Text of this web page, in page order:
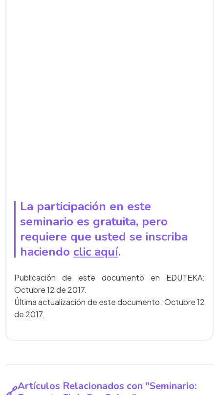
La participación en este
seminario es gratuita, pero
requiere que usted se inscriba
haciendo clic aquí.
Publicación de este documento en EDUTEKA:
Octubre 12 de 2017.
Última actualización de este documento: Octubre 12
de 2017.
Artículos Relacionados con "Seminario: